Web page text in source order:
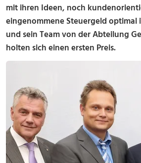
mit ihren Ideen, noch
eingenommene Steuergeld optimal
und sein Team von der Abteilung
holten sich einen ersten Preis.